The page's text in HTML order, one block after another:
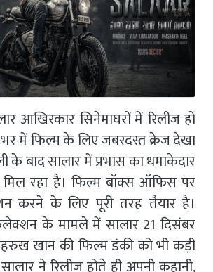
आखिरकार सिनेमाघरों में रिलीज हो
में फिल्म के लिए जबरदस्त क्रेज देखा
के बाद सालार में प्रभास का धमाकेदार
रहा है। फिल्म बॉक्स ऑफिस पर
करने के लिए पूरी तरह तैयार है।
के मामले में सालार 21 दिसंबर
खान की फिल्म डंकी को भी कड़ी
ने रिलीज होते ही अपनी कहानी,